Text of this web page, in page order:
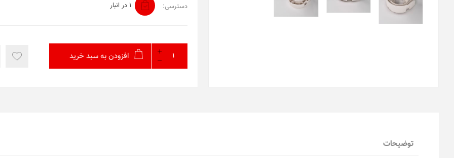
دسترسی: 1 در انبار
افزودن به سبد خرید
توضیحات